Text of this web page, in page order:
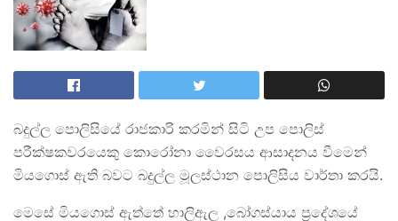
බදුල්ල පොලිසියේ රාජකාරි කරමින් සිටි උප පොලිස්
පරීක්ෂකවරයෙකු කොරෝනා වෛරසය ආසාදනය වීමෙන්
මියගොස් ඇති බවට බදුල්ල මූලස්ථාන පොලිසිය වාර්තා කරයි.
මෙසේ මියගොස් ඇත්තේ හාලිඇල ,බෝගස්යාය ප්‍රදේශයේ